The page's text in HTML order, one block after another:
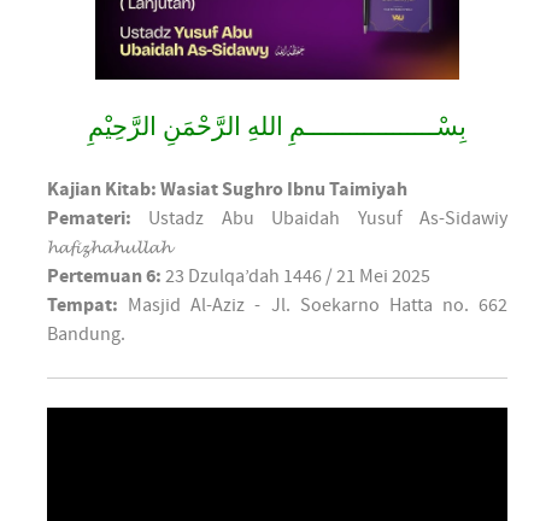
بِسْــــــــــــــــــمِ اللهِ الرَّحْمَنِ الرَّحِيْمِ
Kajian Kitab: Wasiat Sughro Ibnu Taimiyah
Pemateri: Ustadz Abu Ubaidah Yusuf As-Sidawiy
𝓱𝓪𝓯𝓲𝔃𝓱𝓪𝓱𝓾𝓵𝓵𝓪𝓱
Pertemuan 6: 23 Dzulqa’dah 1446 / 21 Mei 2025
Tempat: Masjid Al-Aziz - Jl. Soekarno Hatta no. 662
Bandung.